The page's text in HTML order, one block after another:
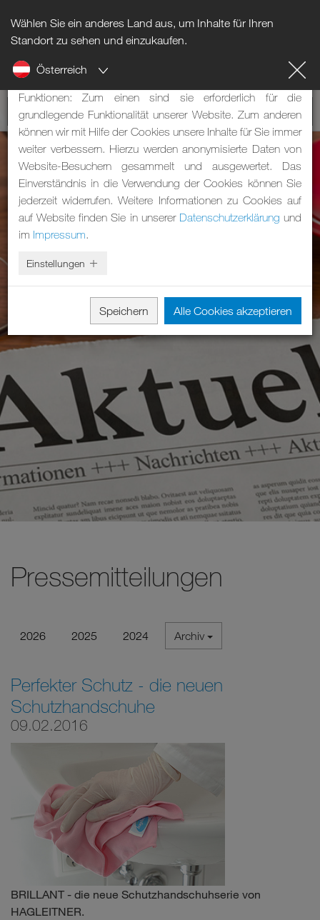
Wählen Sie ein anderes Land aus, um Inhalte für Ihren
Standort zu sehen und einzukaufen.
Österreich
Pressemitteilungen
2026 2025 2024 Archiv
Perfekter Schutz - die neuen
Schutzhandschuhe
09.02.2016
BRILLANT - die neue Schutzhandschuhserie von
HAGLEITNER.
Hinweis zu Cookies
Unsere Webseite verwendet Cookies. Diese haben zwei
Funktionen: Zum einen sind sie erforderlich für die
grundlegende Funktionalität unserer Website. Zum anderen
können wir mit Hilfe der Cookies unsere Inhalte für Sie immer
weiter verbessern. Hierzu werden anonymisierte Daten von
Website-Besuchern gesammelt und ausgewertet. Das
Einverständnis in die Verwendung der Cookies können Sie
jederzeit widerrufen. Weitere Informationen zu Cookies auf
auf Website finden Sie in unserer Datenschutzerklärung und
im Impressum.
Einstellungen
Speichern Alle Cookies akzeptieren